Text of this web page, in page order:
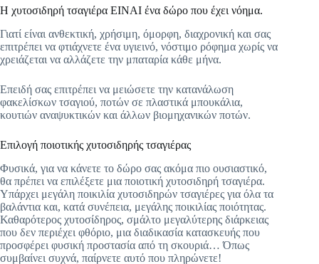
Η χυτοσιδηρή τσαγιέρα ΕΙΝΑΙ ένα δώρο που έχει νόημα.
Γιατί είναι ανθεκτική, χρήσιμη, όμορφη, διαχρονική και σας
επιτρέπει να φτιάχνετε ένα υγιεινό, νόστιμο ρόφημα χωρίς να
χρειάζεται να αλλάζετε την μπαταρία κάθε μήνα.
Επειδή σας επιτρέπει να μειώσετε την κατανάλωση
φακελίσκων τσαγιού, ποτών σε πλαστικά μπουκάλια,
κουτιών αναψυκτικών και άλλων βιομηχανικών ποτών.
Επιλογή ποιοτικής χυτοσιδηρής τσαγιέρας
Φυσικά, για να κάνετε το δώρο σας ακόμα πιο ουσιαστικό,
θα πρέπει να επιλέξετε μια ποιοτική χυτοσιδηρή τσαγιέρα.
Υπάρχει μεγάλη ποικιλία χυτοσιδηρών τσαγιέρες για όλα τα
βαλάντια και, κατά συνέπεια, μεγάλης ποικιλίας ποιότητας.
Καθαρότερος χυτοσίδηρος, σμάλτο μεγαλύτερης διάρκειας
που δεν περιέχει φθόριο, μια διαδικασία κατασκευής που
προσφέρει φυσική προστασία από τη σκουριά… Όπως
συμβαίνει συχνά, παίρνετε αυτό που πληρώνετε!